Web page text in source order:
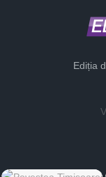
Ediția